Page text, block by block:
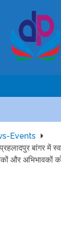
Events
प्रहलादपुर बांगर में
और अभिभावकों